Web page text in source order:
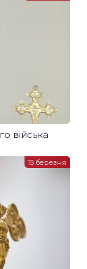
війська
15 березня